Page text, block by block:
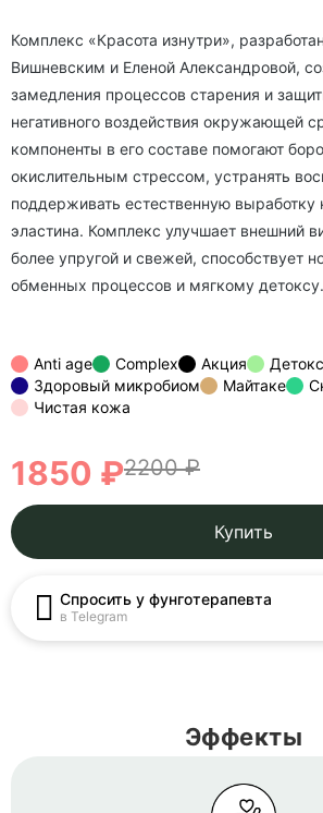
Комплекс «Красота изнутри»,
Вишневским и Еленой Александровой,
замедления процессов старения и
негативного воздействия окружающей
компоненты в его составе помогают
окислительным стрессом, устранять
поддерживать естественную выработку
эластина. Комплекс улучшает внешний
более упругой и свежей, способствует
обменных процессов и мягкому детоксу.
Anti age Complex Акция
Детокс
Здоровый микробиом
Майтаке
Чистая кожа
1850 ₽2200 ₽
Купить
Спросить у фунготерапевта
в Telegram
Эффекты